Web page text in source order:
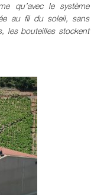
qu’avec le système
au fil du soleil, sans
les bouteilles stockent